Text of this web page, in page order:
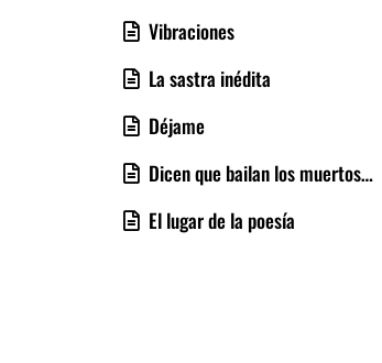
Vibraciones
La sastra inédita
Déjame
Dicen que bailan los muertos…
El lugar de la poesía